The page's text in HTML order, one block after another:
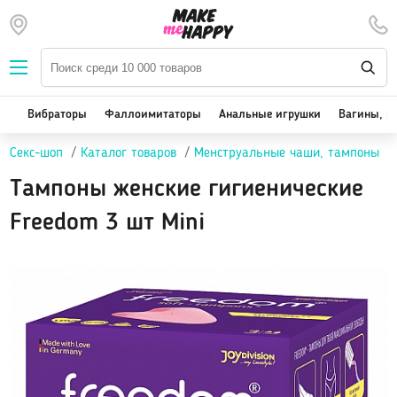
Вибраторы
Вакуум-волновые стимуляторы клитора
Реалистичные
Клиторальные вибраторы, вибропули
Вибраторы для пар
Виброяйцо
Массажеры для тела
Вибраторы Фаллоимитаторы Анальные игрушки Вагины,
Секс-шоп Каталог товаров Менструальные чаши, тампоны
Тампоны женские гигиенические
Freedom 3 шт Mini